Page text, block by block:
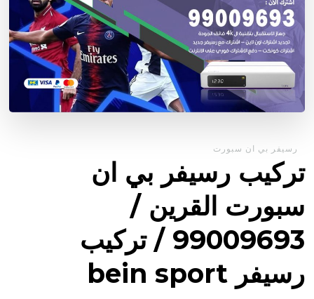
رسيفر بي ان سبورت
تركيب رسيفر بي ان
سبورت القرين /
99009693 / تركيب
رسيفر bein sport